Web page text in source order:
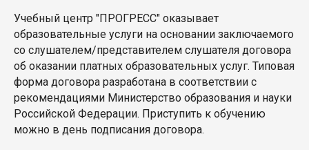
Учебный центр "ПРОГРЕСС" оказывает
образовательные услуги на основании заключаемого
со слушателем/представителем слушателя договора
об оказании платных образовательных услуг. Типовая
форма договора разработана в соответствии с
рекомендациями Министерство образования и науки
Российской Федерации. Приступить к обучению
можно в день подписания договора.